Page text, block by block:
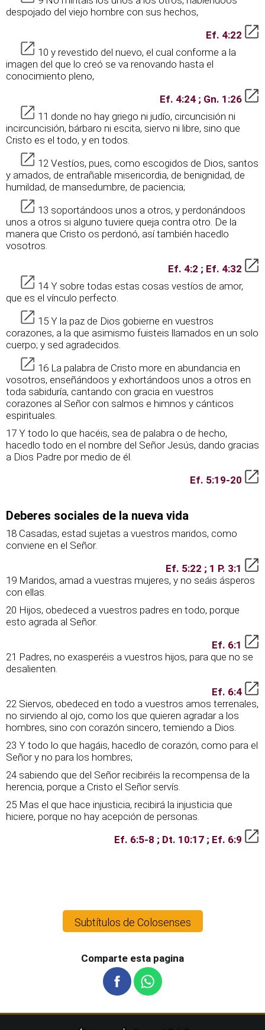
despojado del viejo hombre con sus hechos,
Ef. 4:22
10 y revestido del nuevo, el cual conforme a la
imagen del que lo creó se va renovando hasta el
conocimiento pleno,
Ef. 4:24 ; Gn. 1:26
11 donde no hay griego ni judío, circuncisión ni
incircuncisión, bárbaro ni escita, siervo ni libre, sino que
Cristo es el todo, y en todos.
12 Vestíos, pues, como escogidos de Dios, santos
y amados, de entrañable misericordia, de benignidad, de
humildad, de mansedumbre, de paciencia;
13 soportándoos unos a otros, y perdonándoos
unos a otros si alguno tuviere queja contra otro. De la
manera que Cristo os perdonó, así también hacedlo
vosotros.
Ef. 4:2 ; Ef. 4:32
14 Y sobre todas estas cosas vestíos de amor,
que es el vínculo perfecto.
15 Y la paz de Dios gobierne en vuestros
corazones, a la que asimismo fuisteis llamados en un solo
cuerpo; y sed agradecidos.
16 La palabra de Cristo more en abundancia en
vosotros, enseñándoos y exhortándoos unos a otros en
toda sabiduría, cantando con gracia en vuestros
corazones al Señor con salmos e himnos y cánticos
espirituales.
17 Y todo lo que hacéis, sea de palabra o de hecho,
hacedlo todo en el nombre del Señor Jesús, dando gracias
a Dios Padre por medio de él.
Ef. 5:19-20
Deberes sociales de la nueva vida
18 Casadas, estad sujetas a vuestros maridos, como
conviene en el Señor.
Ef. 5:22 ; 1 P. 3:1
19 Maridos, amad a vuestras mujeres, y no seáis ásperos
con ellas.
20 Hijos, obedeced a vuestros padres en todo, porque
esto agrada al Señor.
Ef. 6:1
21 Padres, no exasperéis a vuestros hijos, para que no se
desalienten.
Ef. 6:4
22 Siervos, obedeced en todo a vuestros amos terrenales,
no sirviendo al ojo, como los que quieren agradar a los
hombres, sino con corazón sincero, temiendo a Dios.
23 Y todo lo que hagáis, hacedlo de corazón, como para el
Señor y no para los hombres;
24 sabiendo que del Señor recibiréis la recompensa de la
herencia, porque a Cristo el Señor servís.
25 Mas el que hace injusticia, recibirá la injusticia que
hiciere, porque no hay acepción de personas.
Ef. 6:5-8 ; Dt. 10:17 ; Ef. 6:9
Subtítulos de Colosenses
Comparte esta pagina